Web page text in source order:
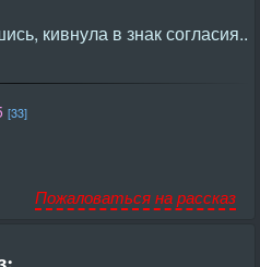
кивнула в знак согласия..
[33]
Пожаловаться на рассказ